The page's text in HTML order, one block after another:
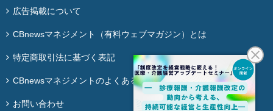
広告掲載について
CBnewsマネジメント（有料ウェブマガジン）とは
特定商取引法に基づく表記
CBnewsマネジメントのよくある質問
お問い合わせ